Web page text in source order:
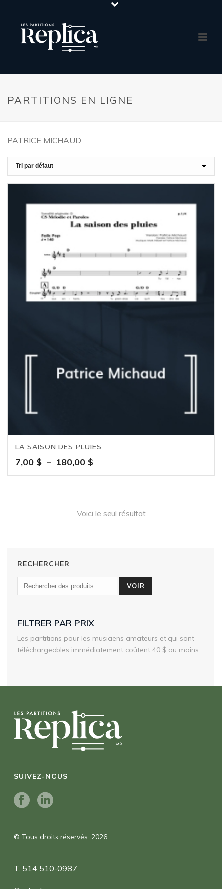
PARTITIONS EN LIGNE
PATRICE MICHAUD
LA SAISON DES PLUIES
7,00 $ – 180,00 $Plage
de
180,00 $
Voici le seul résultat
RECHERCHER
VOIR
FILTRER PAR PRIX
Les partitions pour les musiciens amateurs et qui sont
téléchargeables immédiatement coûtent 40 $ ou moins.
SUIVEZ-NOUS
© Tous droits réservés. 2026
T. 514 510-0987